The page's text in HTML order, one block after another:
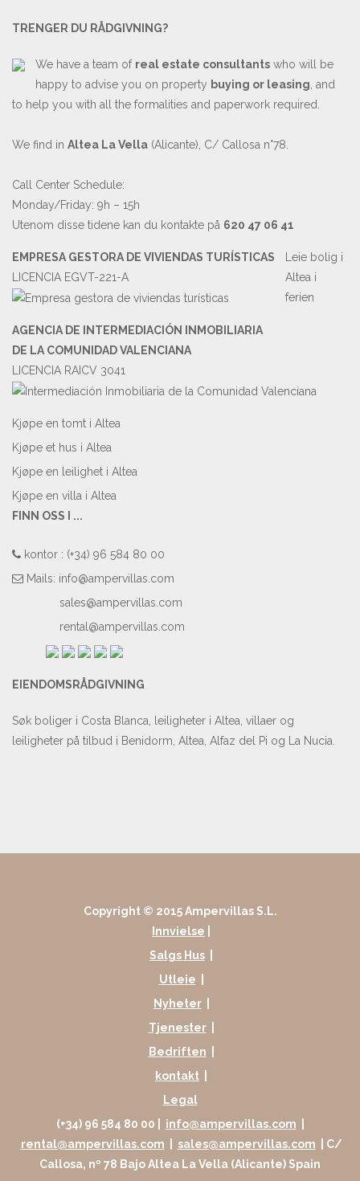
TRENGER DU RÅDGIVNING?
We have a team of real estate consultantswho will be
happy to advise you on property buying or leasing , and
to help you with all the formalities and paperwork required.
We find in Altea La Vella (Alicante), C/ Callosa n°78.
Call Center Schedule:
Monday/Friday: 9h – 15h
Utenom disse tidene kan du kontakte på 620 47 06 41
EMPRESA GESTORA DE VIVIENDAS TURÍSTICAS
LICENCIA EGVT-221-A
AGENCIA DE INTERMEDIACIÓN INMOBILIARIA
DE LA COMUNIDAD VALENCIANA
LICENCIA RAICV 3041
Leie bolig i
Altea i
ferien
Kjøpe en tomt i Altea
Kjøpe et hus i Altea
Kjøpe en leilighet i Altea
Kjøpe en villa i Altea
FINN OSS I ...
kontor : (+34) 96 584 80 00
Mails: info@ampervillas.com
sales@ampervillas.com
rental@ampervillas.com
EIENDOMSRÅDGIVNING
Søk boliger i Costa Blanca, leiligheter i Altea, villaer og
leiligheter på tilbud i Benidorm, Altea, Alfaz del Pi og La Nucia.
Copyright © 2015 Ampervillas S.L.
Innvielse
Salgs Hus
Utleie
Nyheter
Tjenester
Bedriften
kontakt
Legal
(+34) 96 584 80 00 |
info@ampervillas.com
rental@ampervillas.com
sales@ampervillas.com
| C/
Callosa, nº 78 Bajo Altea La Vella (Alicante) Spain